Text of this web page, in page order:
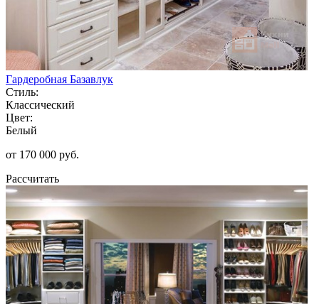
Гардеробная Базавлук
Стиль:
Классический
Цвет:
Белый
от 170 000 руб.
Рассчитать